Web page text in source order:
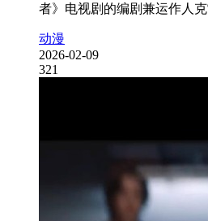
者》电视剧的编剧兼运作人克
动漫
2026-02-09
321